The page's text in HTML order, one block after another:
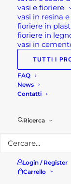
vasi e fioriere
vasi in resina
fioriere in
fioriere in
vasi in
TUTTI I
FAQ
News
Contatti
Ricerca
Login / Register
Carrello
finitura e
esterni e
di finitura per
spessore da 3
la posa diretta
(sia
Dunque, si
specifici e
µm/m per
maggiore